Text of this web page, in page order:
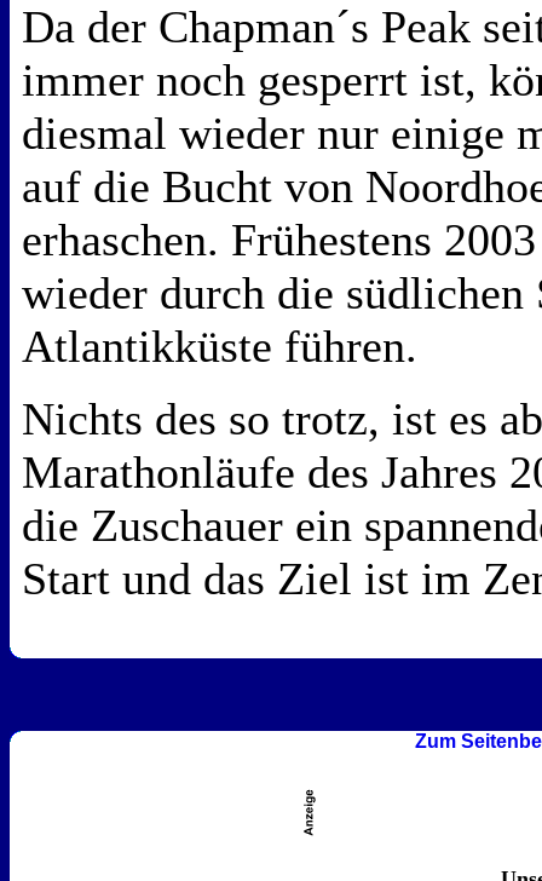
Da der Chapman´s Peak
immer noch gesperrt ist,
diesmal wieder nur einige
auf die Bucht von
erhaschen. Frühestens
wieder durch die südlichen
Atlantikküste führen.
Nichts des so trotz, ist es
Marathonläufe des Jahres
die Zuschauer ein
Start und das Ziel ist im
Zum